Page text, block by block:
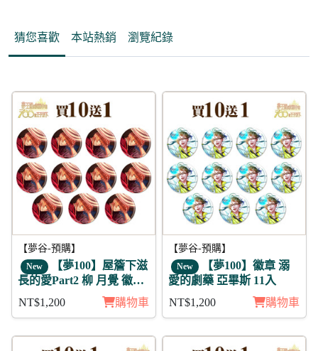
猜您喜歡 本站熱銷 瀏覽紀錄
【夢谷-預購】
New 【夢100】屋簷下滋
長的愛Part2 柳 月覺 徽章
NT$1,200 購物車
【夢谷-預購】
New 【夢100】徽章 溺
愛的劇藥 亞畢斯 11入
NT$1,200
購物車